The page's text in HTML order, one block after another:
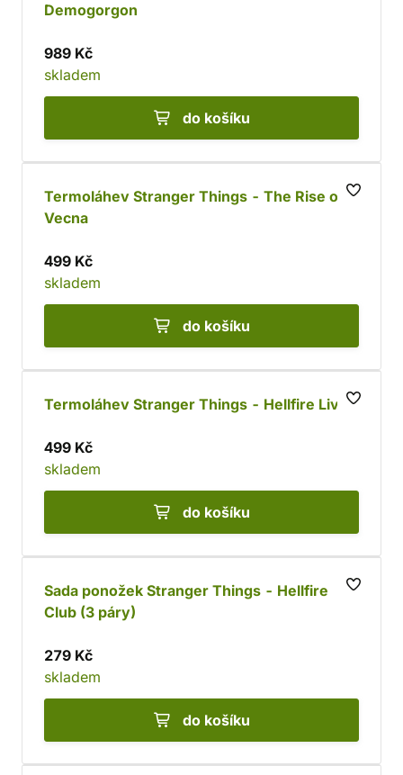
Demogorgon
989 Kč
skladem
do košíku
Termoláhev Stranger Things - The Rise of
Vecna
499 Kč
skladem
do košíku
Termoláhev Stranger Things - Hellfire Lives
499 Kč
skladem
do košíku
Sada ponožek Stranger Things - Hellfire
Club (3 páry)
279 Kč
skladem
do košíku